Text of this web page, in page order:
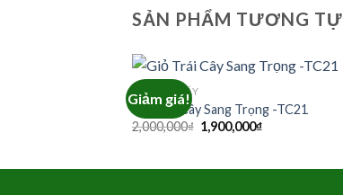
SẢN PHẨM TƯƠNG TỰ
Giảm giá!
GIỎ TRÁI CÂY
Giỏ Trái Cây Sang Trọng -TC21
2,000,000₫ Giá
gốc
1,900,000₫Giá